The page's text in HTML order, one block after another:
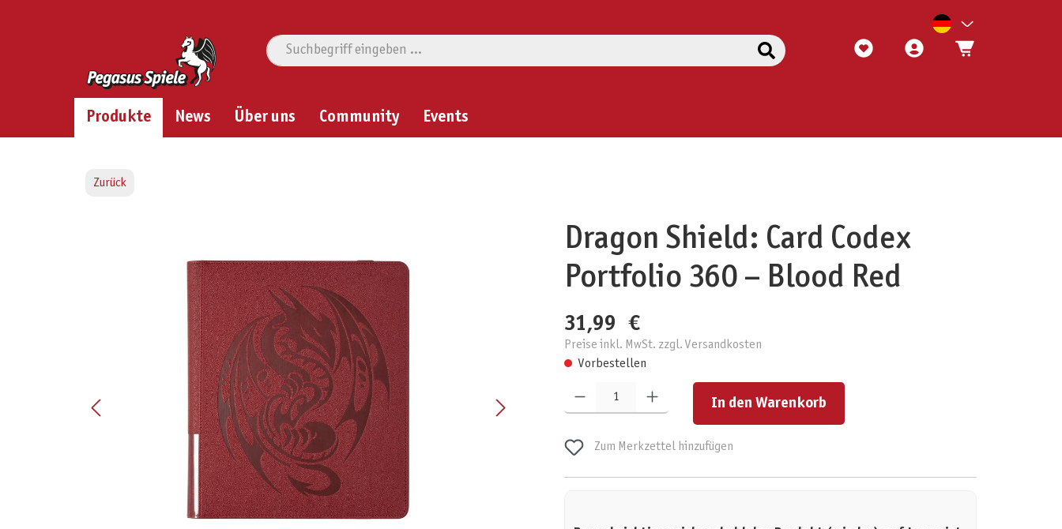
Produkte News Über uns Community Events
Zurück
Dragon Shield: Card Codex
Portfolio 360 – Blood Red
31,99 €
Preise inkl. MwSt. zzgl. Versandkosten
Vorbestellen
Produkt Anzahl: Gib den gewünschten Wert ein oder benutze die Schaltflächen um die Anzahl zu erhöhen oder zu reduzieren.
In den Warenkorb
Zum Merkzettel hinzufügen